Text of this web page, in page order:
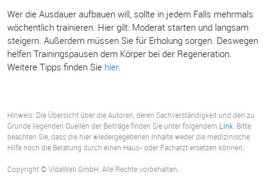
Wer die Ausdauer aufbauen will, sollte in jedem Falls mehrmals
wöchentlich trainieren. Hier gilt: Moderat starten und langsam
steigern. Außerdem müssen Sie für Erholung sorgen. Deswegen
helfen Trainingspausen dem Körper bei der Regeneration.
Weitere Tipps finden Sie hier.
Hinweis: Die Übersicht über die Autoren, deren Sachverständigkeit und den zu
Grunde liegenden Quellen der Beiträge finden Sie unter folgendem Link . Bitte
beachten Sie, dass die hier wiedergegebenen Inhalte weder die medizinische
Hilfe noch die Beratung durch einen Haus- oder Facharzt ersetzen können.
Copyright © VidaWell GmbH. Alle Rechte vorbehalten.